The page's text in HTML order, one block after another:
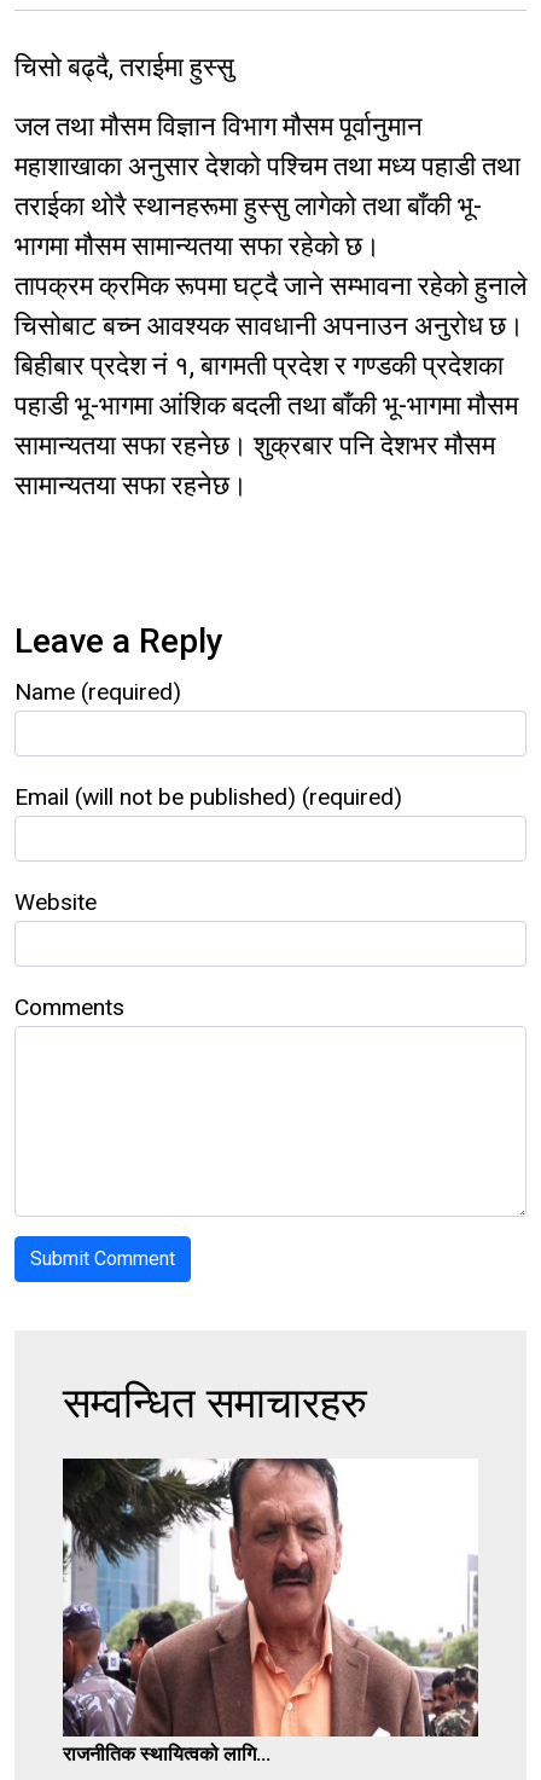
चिसो बढ्दै, तराईमा हुस्सु
जल तथा मौसम विज्ञान विभाग मौसम पूर्वानुमान
महाशाखाका अनुसार देशको पश्चिम तथा मध्य पहाडी तथा
तराईका थोरै स्थानहरूमा हुस्सु लागेको तथा बाँकी भू-
भागमा मौसम सामान्यतया सफा रहेको छ।
तापक्रम क्रमिक रूपमा घट्दै जाने सम्भावना रहेको हुनाले
चिसोबाट बच्न आवश्यक सावधानी अपनाउन अनुरोध छ।
बिहीबार प्रदेश नं १, बागमती प्रदेश र गण्डकी प्रदेशका
पहाडी भू-भागमा आंशिक बदली तथा बाँकी भू-भागमा मौसम
सामान्यतया सफा रहनेछ। शुक्रबार पनि देशभर मौसम
सामान्यतया सफा रहनेछ।
Leave a Reply
Name (required)
Email (will not be published) (required)
Website
Comments
सम्वन्धित समाचारहरु
राजनीतिक स्थायित्वको लागि...